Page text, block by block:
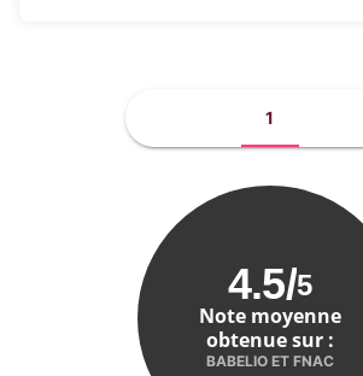
1
4.5/5
Note moyenne
obtenue sur :
BABELIO ET FNAC